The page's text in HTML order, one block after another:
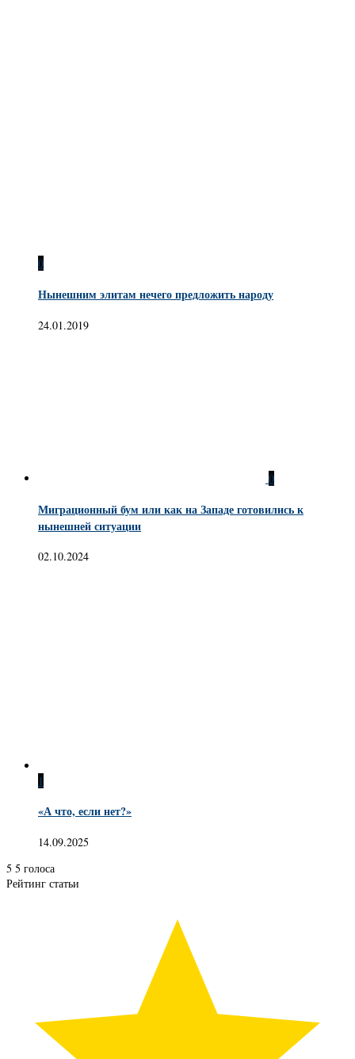
0
Нынешним элитам нечего предложить народу
24.01.2019
0
Миграционный бум или как на Западе готовились к
нынешней ситуации
02.10.2024
1
«А что, если нет?»
14.09.2025
5 5 голоса
Рейтинг статьи